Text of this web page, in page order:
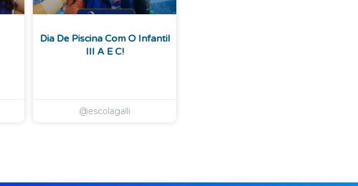
Dia De Piscina Com O Infantil
III A E C!
@escolagalli